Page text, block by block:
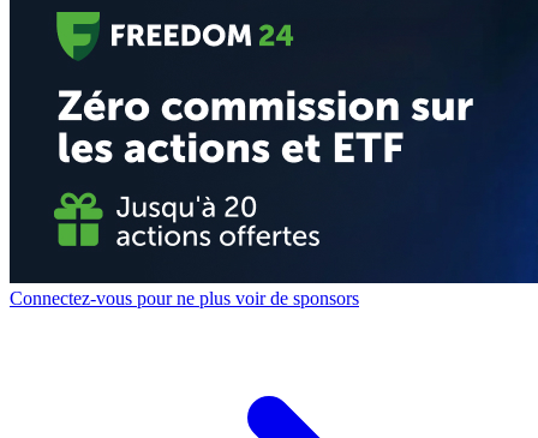
Connectez-vous pour ne plus voir de sponsors